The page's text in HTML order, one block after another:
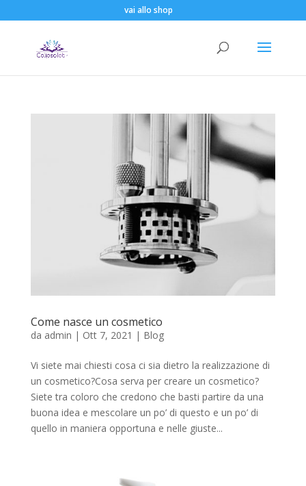
vai allo shop
Come nasce un cosmetico
da admin | Ott 7, 2021 | Blog
Vi siete mai chiesti cosa ci sia dietro la realizzazione di
un cosmetico?Cosa serva per creare un cosmetico?
Siete tra coloro che credono che basti partire da una
buona idea e mescolare un po’ di questo e un po’ di
quello in maniera opportuna e nelle giuste...